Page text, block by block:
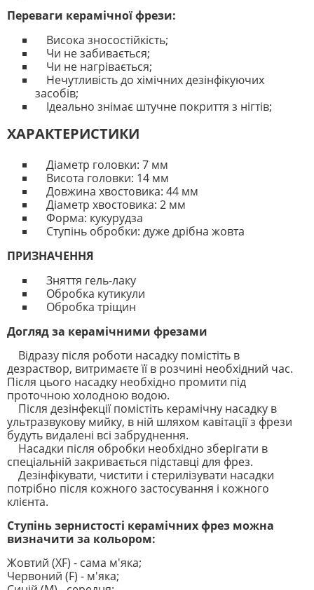
Переваги керамічної фрези:
Висока зносостійкість;
Чи не забивається;
Чи не нагрівається;
Нечутливість до хімічних дезінфікуючих
засобів;
Ідеально знімає штучне покриття з нігтів;
ХАРАКТЕРИСТИКИ
Діаметр головки: 7 мм
Висота головки: 14 мм
Довжина хвостовика: 44 мм
Діаметр хвостовика: 2 мм
Форма: кукурудза
Ступінь обробки: дуже дрібна жовта
ПРИЗНАЧЕННЯ
Зняття гель-лаку
Обробка кутикули
Обробка тріщин
Догляд за керамічними фрезами
Відразу після роботи насадку помістіть в
дезраствор, витримаєте її в розчині необхідний час.
Після цього насадку необхідно промити під
проточною холодною водою.
Після дезінфекції помістіть керамічну насадку в
ультразвукову мийку, в ній шляхом кавітації з фрези
будуть видалені всі забруднення.
Насадки після обробки необхідно зберігати в
спеціальній закривається підставці для фрез.
Дезінфікувати, чистити і стерилізувати насадки
потрібно після кожного застосування і кожного
клієнта.
Ступінь зернистості керамічних фрез можна
визначити за кольором:
Жовтий (XF) - сама м'яка;
Червоний (F) - м'яка;